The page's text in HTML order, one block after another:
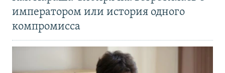
императором или история одного
компромисса